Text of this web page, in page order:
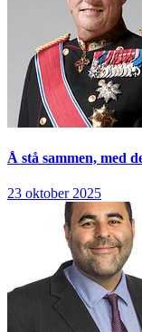
Å stå sammen, med
23 oktober 2025